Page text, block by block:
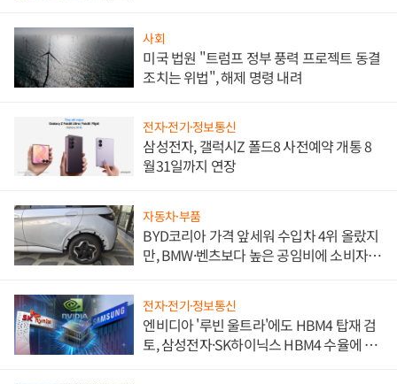
사회
미국 법원 "트럼프 정부 풍력 프로젝트 동결
조치는 위법", 해제 명령 내려
전자·전기·정보통신
삼성전자, 갤럭시Z 폴드8 사전예약 개통 8
월31일까지 연장
자동차·부품
BYD코리아 가격 앞세워 수입차 4위 올랐지
만, BMW·벤츠보다 높은 공임비에 소비자
전자·전기·정보통신
엔비디아 '루빈 울트라'에도 HBM4 탑재 검
토, 삼성전자·SK하이닉스 HBM4 수율에 주